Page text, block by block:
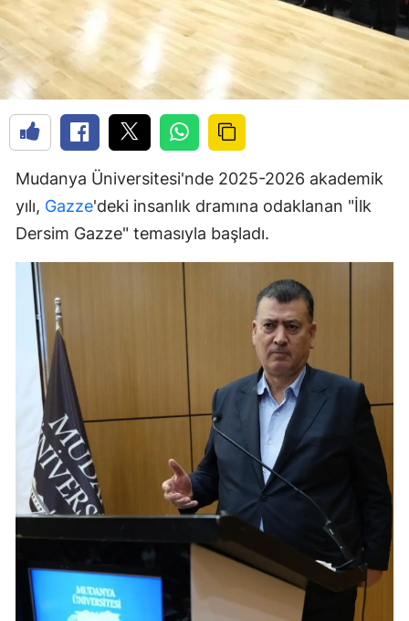
Mudanya Üniversitesi'nde 2025-2026 akademik
yılı, Gazze'deki insanlık dramına odaklanan "İlk
Dersim Gazze" temasıyla başladı.